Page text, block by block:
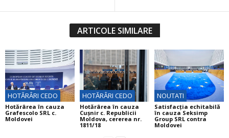
ARTICOLE SIMILARE
HOTĂRÂRI CEDO
Hotărârea în cauza
Grafescolo SRL c.
Moldovei
HOTĂRÂRI CEDO
Hotărârea în cauza
Cuşnir c. Republicii
Moldova, cererea nr.
1811/18
NOUTATI
Satisfacția echitabilă
în cauza Seksimp
Group SRL contra
Moldovei